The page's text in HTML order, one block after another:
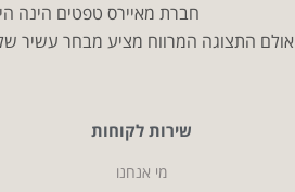
חברת מאיירס טפטים הינה
אולם התצוגה המרווח מציע מבחר עשיר של
שירות לקוחות
מי אנחנו